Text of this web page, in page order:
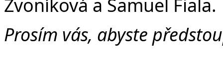
Zvoníková a Samuel Fiala.
Prosím vás, abyste